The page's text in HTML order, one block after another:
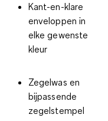
Kant-en-klare
enveloppen in
elke gewenste
kleur
Zegelwas en
bijpassende
zegelstempel